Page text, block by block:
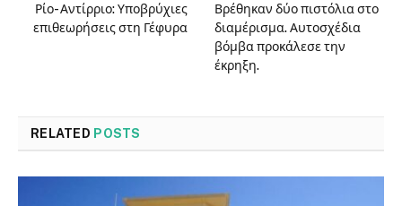
Ρίο- Αντίρριο: Υποβρύχιες
επιθεωρήσεις στη Γέφυρα
Βρέθηκαν δύο πιστόλια στο
διαμέρισμα. Αυτοσχέδια
βόμβα προκάλεσε την
έκρηξη.
RELATED POSTS